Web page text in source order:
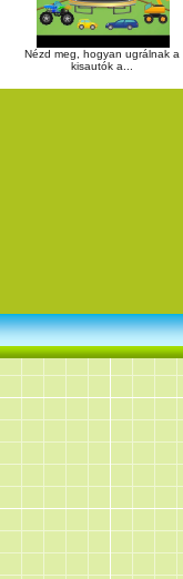
Nézd meg, hogyan ugrálnak a
kisautók a...